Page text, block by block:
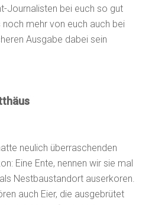
Journalisten bei euch so gut
mehr von euch auch bei
Ausgabe dabei sein
neulich überraschenden
Eine Ente, nennen wir sie mal
Nestbaustandort auserkoren.
auch Eier, die ausgebrütet